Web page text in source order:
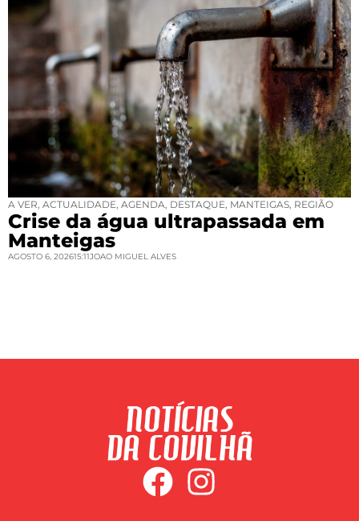
A VER ACTUALIDADE AGENDA DESTAQUE MANTEIGAS REGIÃO
Crise da água ultrapassada em
Manteigas
AGOSTO 6, 202615:11JOAO MIGUEL ALVES